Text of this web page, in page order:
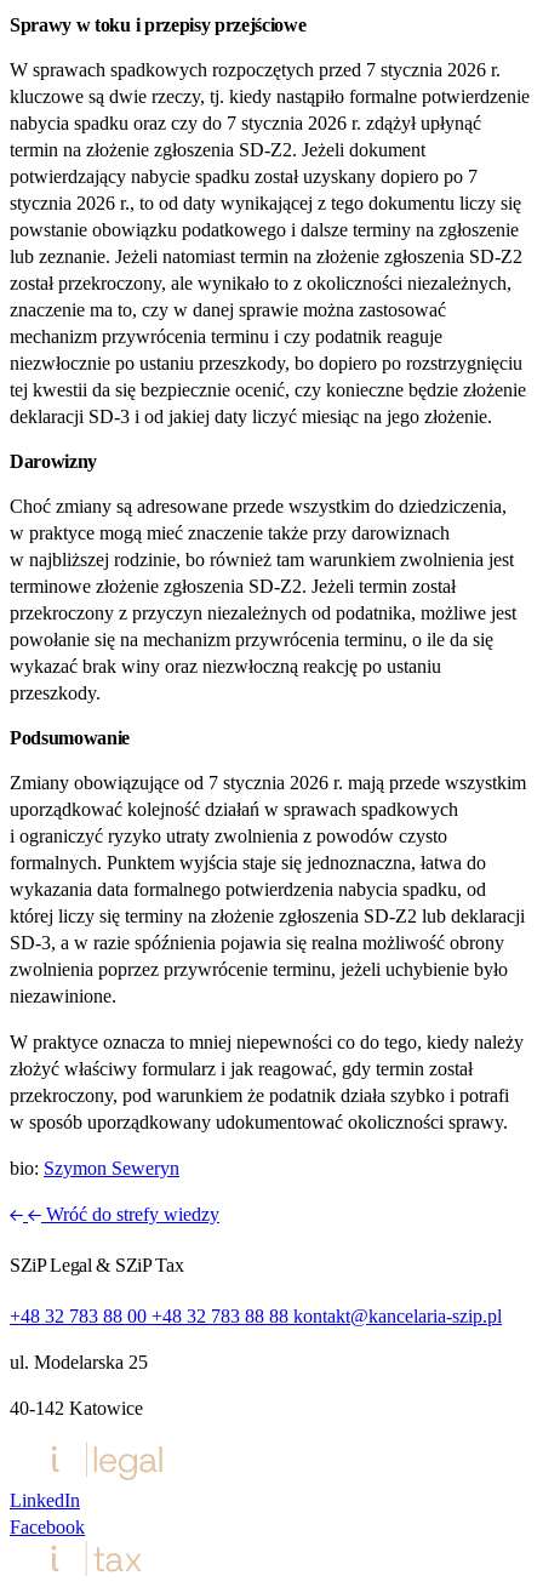
Sprawy w toku i przepisy przejściowe
W sprawach spadkowych rozpoczętych przed 7 stycznia 2026 r.
kluczowe są dwie rzeczy, tj. kiedy nastąpiło formalne potwierdzenie
nabycia spadku oraz czy do 7 stycznia 2026 r. zdążył upłynąć
termin na złożenie zgłoszenia SD‑Z2. Jeżeli dokument
potwierdzający nabycie spadku został uzyskany dopiero po 7
stycznia 2026 r., to od daty wynikającej z tego dokumentu liczy się
powstanie obowiązku podatkowego i dalsze terminy na zgłoszenie
lub zeznanie. Jeżeli natomiast termin na złożenie zgłoszenia SD‑Z2
został przekroczony, ale wynikało to z okoliczności niezależnych,
znaczenie ma to, czy w danej sprawie można zastosować
mechanizm przywrócenia terminu i czy podatnik reaguje
niezwłocznie po ustaniu przeszkody, bo dopiero po rozstrzygnięciu
tej kwestii da się bezpiecznie ocenić, czy konieczne będzie złożenie
deklaracji SD‑3 i od jakiej daty liczyć miesiąc na jego złożenie.
Darowizny
Choć zmiany są adresowane przede wszystkim do dziedziczenia,
w praktyce mogą mieć znaczenie także przy darowiznach
w najbliższej rodzinie, bo również tam warunkiem zwolnienia jest
terminowe złożenie zgłoszenia SD‑Z2. Jeżeli termin został
przekroczony z przyczyn niezależnych od podatnika, możliwe jest
powołanie się na mechanizm przywrócenia terminu, o ile da się
wykazać brak winy oraz niezwłoczną reakcję po ustaniu
przeszkody.
Podsumowanie
Zmiany obowiązujące od 7 stycznia 2026 r. mają przede wszystkim
uporządkować kolejność działań w sprawach spadkowych
i ograniczyć ryzyko utraty zwolnienia z powodów czysto
formalnych. Punktem wyjścia staje się jednoznaczna, łatwa do
wykazania data formalnego potwierdzenia nabycia spadku, od
której liczy się terminy na złożenie zgłoszenia SD‑Z2 lub deklaracji
SD‑3, a w razie spóźnienia pojawia się realna możliwość obrony
zwolnienia poprzez przywrócenie terminu, jeżeli uchybienie było
niezawinione.
W praktyce oznacza to mniej niepewności co do tego, kiedy należy
złożyć właściwy formularz i jak reagować, gdy termin został
przekroczony, pod warunkiem że podatnik działa szybko i potrafi
w sposób uporządkowany udokumentować okoliczności sprawy.
bio: Szymon Seweryn
Wróć do strefy wiedzy
SZiP Legal & SZiP Tax
+48 32 783 88 00 +48 32 783 88 88 kontakt@kancelaria-szip.pl
ul. Modelarska 25
40‑142 Katowice
LinkedIn
Facebook